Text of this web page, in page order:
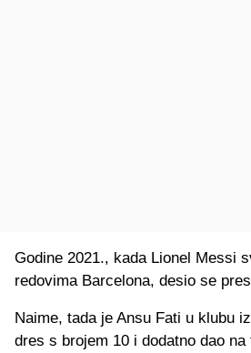
Godine 2021., kada Lionel Messi
redovima Barcelona, desio se
Naime, tada je Ansu Fati u klubu
dres s brojem 10 i dodatno dao